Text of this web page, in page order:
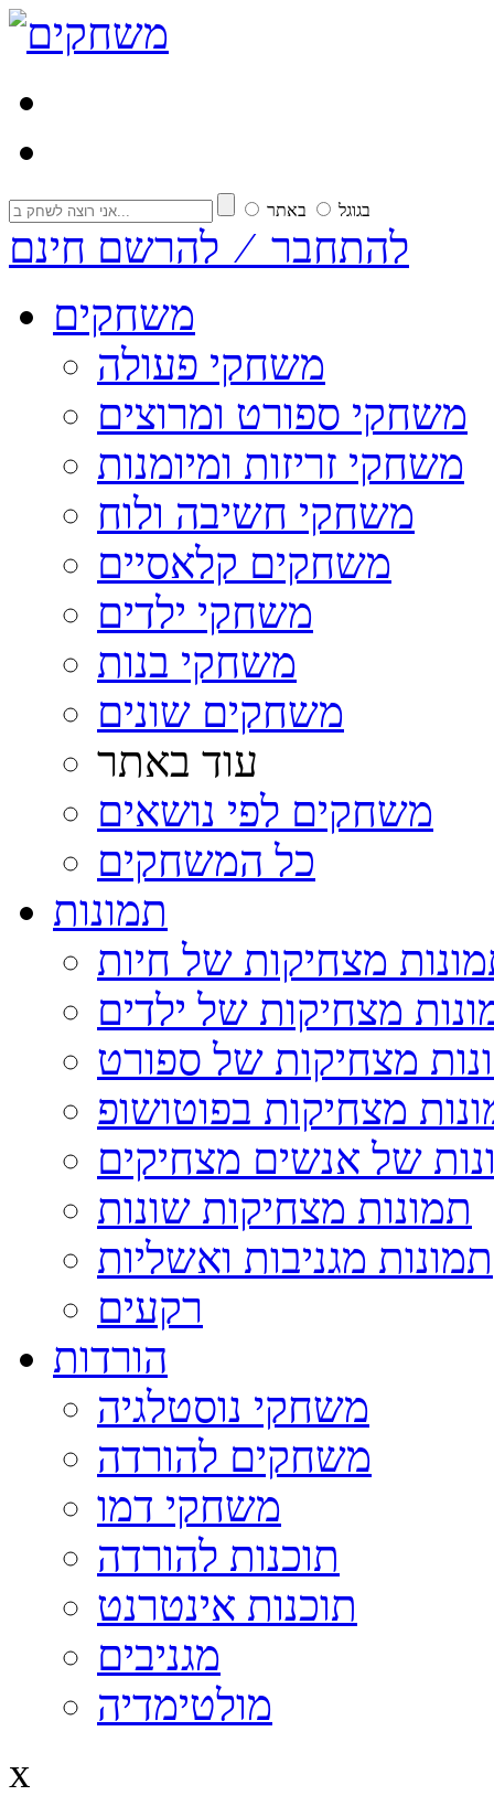
בגוגל באתר
להתחבר ⁄ להרשם חינם
משחקים
משחקי פעולה
משחקי ספורט ומרוצים
משחקי זריזות ומיומנות
משחקי חשיבה ולוח
משחקים קלאסיים
משחקי ילדים
משחקי בנות
משחקים שונים
עוד באתר
משחקים לפי נושאים
כל המשחקים
תמונות
מצחיקות של חיות
מצחיקות של ילדים
מצחיקות של ספורט
מצחיקות בפוטושופ
של אנשים מצחיקים
תמונות מצחיקות שונות
תמונות מגניבות ואשליות
רקעים
הורדות
משחקי נוסטלגיה
משחקים להורדה
משחקי דמו
תוכנות להורדה
תוכנות אינטרנט
מגניבים
מולטימדיה
x